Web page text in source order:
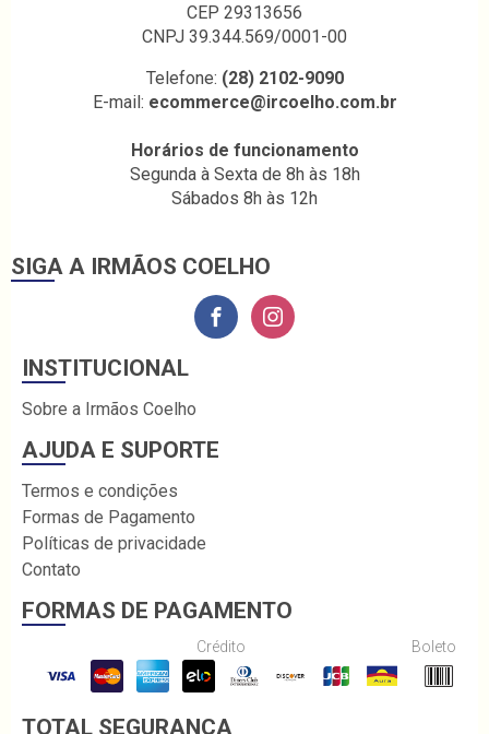
CEP 29313656
CNPJ 39.344.569/0001-00
Telefone: (28) 2102-9090
E-mail: ecommerce@ircoelho.com.br
Horários de funcionamento
Segunda à Sexta de 8h às 18h
Sábados 8h às 12h
SIGA A IRMÃOS COELHO
INSTITUCIONAL
Sobre a Irmãos Coelho
AJUDA E SUPORTE
Termos e condições
Formas de Pagamento
Políticas de privacidade
Contato
FORMAS DE PAGAMENTO
Crédito Boleto
TOTAL SEGURANÇA